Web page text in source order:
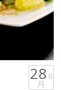
28 6
月